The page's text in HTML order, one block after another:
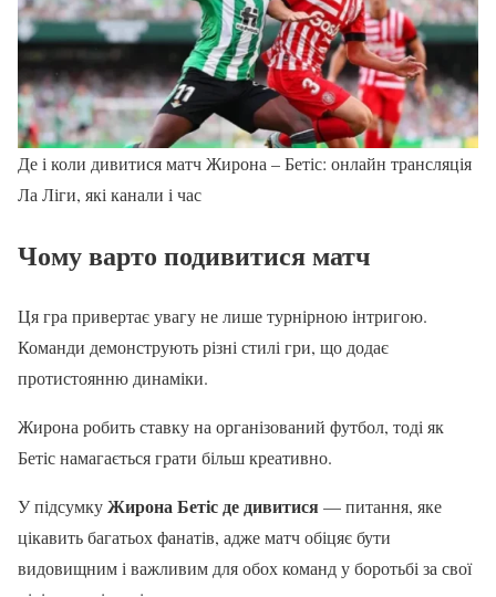
Де і коли дивитися матч Жирона – Бетіс: онлайн трансляція
Ла Ліги, які канали і час
Чому варто подивитися матч
Ця гра привертає увагу не лише турнірною інтригою.
Команди демонструють різні стилі гри, що додає
протистоянню динаміки.
Жирона робить ставку на організований футбол, тоді як
Бетіс намагається грати більш креативно.
У підсумкуЖирона Бетіс де дивитися— питання, яке
цікавить багатьох фанатів, адже матч обіцяє бути
видовищним і важливим для обох команд у боротьбі за свої